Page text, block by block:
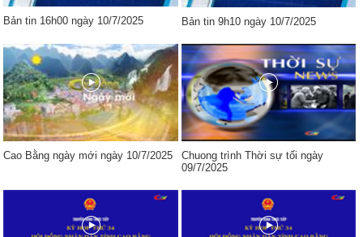
Bản tin 16h00 ngày 10/7/2025 Bản tin 9h10 ngày 10/7/2025
Cao Bằng ngày mới ngày 10/7/2025
Chuong trình Thời sự tối ngày
09/7/2025